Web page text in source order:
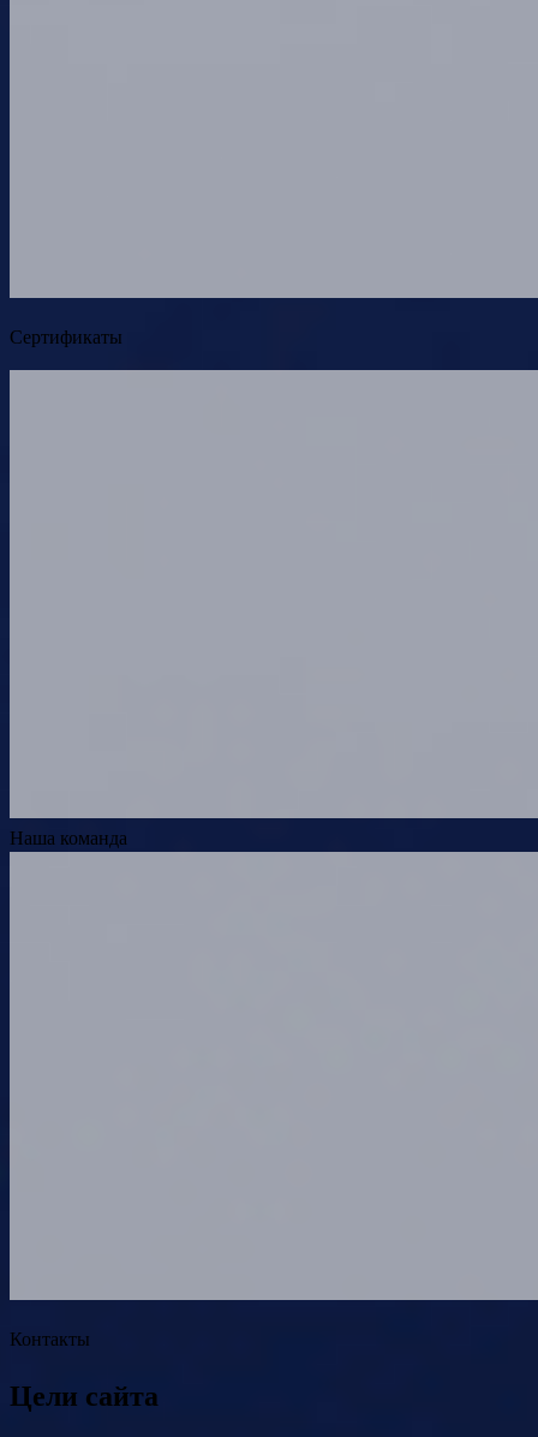
Сертификаты
Наша команда
Контакты
Цели сайта